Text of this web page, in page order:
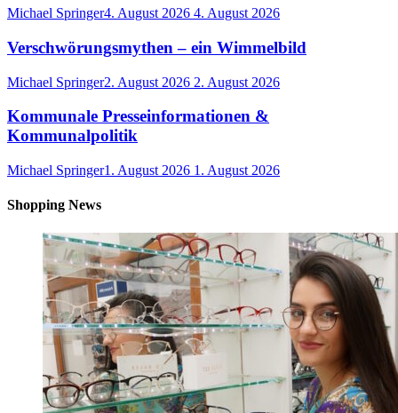
Michael Springer4. August 2026 4. August 2026
Verschwörungsmythen – ein Wimmelbild
Michael Springer2. August 2026 2. August 2026
Kommunale Presseinformationen &
Kommunalpolitik
Michael Springer1. August 2026 1. August 2026
Shopping News